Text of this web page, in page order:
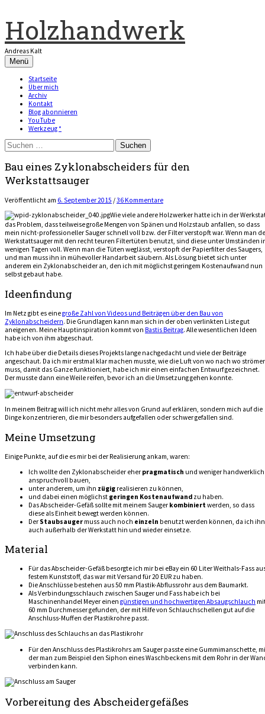
überspringen
Holzhandwerk
Andreas Kalt
Menü
Startseite
Über mich
Archiv
Kontakt
Blog abonnieren
YouTube
Werkzeug *
Suchen
nach:
Bau eines Zyklonabscheiders für den
Werkstattsauger
Veröffentlicht am 6. September 2015 /36 Kommentare
Wie viele andere Holzwerker hatte ich in der
das Problem, dass teilweise große Mengen von Spänen und Holzstaub anfallen, so dass
mein nicht-professioneller Sauger schnell voll bzw. der Filter verstopft war. Wenn man
Werkstattsauger mit den recht teuren Filtertüten benutzt, sind diese unter Umständen
wenigen Tagen voll. Wenn man die Tüten weglässt, verstopft der Papierfilter des Saugers,
und man muss ihn in mühevoller Handarbeit säubern. Als Lösung bietet sich unter
anderem ein Zyklonabscheider an, den ich mit möglichst geringem Kostenaufwand nun
selbst gebaut habe.
Ideenfindung
Im Netz gibt es einegroße Zahl von Videos und Beiträgen über den Bau von
Zyklonabscheidern. Die Grundlagen kann man sich in der oben verlinkten Liste gut
aneigenen. Meine Hauptinspiration kommt von Bastis Beitrag. Alle wesentlichen Ideen
habe ich von ihm abgeschaut.
Ich habe über die Details dieses Projekts lange nachgedacht und viele der Beiträge
angeschaut. Da ich mir erstmal klar machen musste, wie die Luft von wo nach wo
muss, damit das Ganze funktioniert, habe ich mir einen einfachen Entwurf gezeichnet.
Der musste dann eine Weile reifen, bevor ich an die Umsetzung gehen konnte.
In meinem Beitrag will ich nicht mehr alles von Grund auf erklären, sondern mich auf die
Dinge konzentrieren, die mir besonders aufgefallen oder schwer gefallen sind.
Meine Umsetzung
Einige Punkte, auf die es mir bei der Realisierung ankam, waren:
Ich wollte den Zyklonabscheider eher pragmatisch und weniger handwerklich
anspruchvoll bauen,
unter anderem, um ihn zügig realisieren zu können,
und dabei einen möglichst geringen Kostenaufwand zu haben.
Das Abscheider-Gefäß sollte mit meinem Sauger kombiniert werden, so dass
diese als Einheit bewegt werden können.
Der Staubsauger muss auch noch einzeln benutzt werden können, da ich ihn
auch außerhalb der Werkstatt hin und wieder einsetze.
Material
Für das Abscheider-Gefäß besorgte ich mir bei eBay ein 60 Liter Weithals-Fass
festem Kunststoff, das war mit Versand für 20 EUR zu haben.
Die Anschlüsse bestehen aus 50 mm Plastik-Abflussrohr aus dem Baumarkt.
Als Verbindungsschlauch zwischen Sauger und Fass habe ich bei
Maschinenhandel Meyer einen günstigen und hochwertigen Absaugschlauch
60 mm Durchmesser gefunden, der mit Hilfe von Schlauchschellen gut auf die
Anschluss-Muffen der Plastikrohre passt.
Für den Anschluss des Plastikrohrs am Sauger passte eine Gummimanschette,
der man zum Beispiel den Siphon eines Waschbeckens mit dem Rohr in der
verbinden kann.
Vorbereitung des Abscheidergefäßes